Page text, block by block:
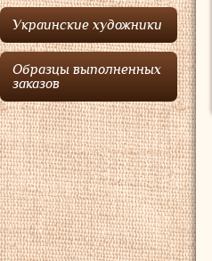
Украинские художники
Образцы выполненных
заказов